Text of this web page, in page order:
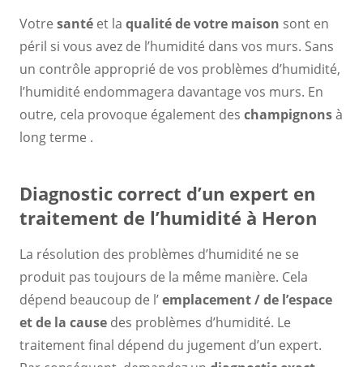
Votre santé et la qualité de votre maison sont en
péril si vous avez de l’humidité dans vos murs. Sans
un contrôle approprié de vos problèmes d’humidité,
l’humidité endommagera davantage vos murs. En
outre, cela provoque également des champignonsà
long terme .
Diagnostic correct d’un expert en
traitement de l’humidité à Heron
La résolution des problèmes d’humidité ne se
produit pas toujours de la même manière. Cela
dépend beaucoup de l’emplacement / de l’espace
et de la cause des problèmes d’humidité. Le
traitement final dépend du jugement d’un expert.